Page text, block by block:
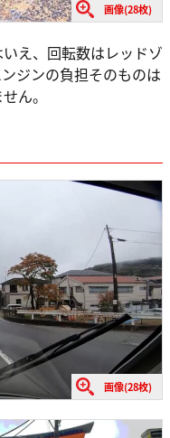
画像(28枚)
え、回転数はレッドゾ
ジンの負担そのものは
ん。
画像(28枚)